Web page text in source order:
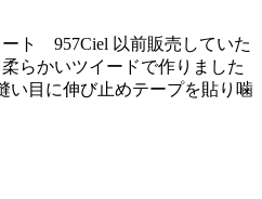
ト 957Ciel 以前販売していた
らかいツイードで作りました
い目に伸び止めテープを貼り噛